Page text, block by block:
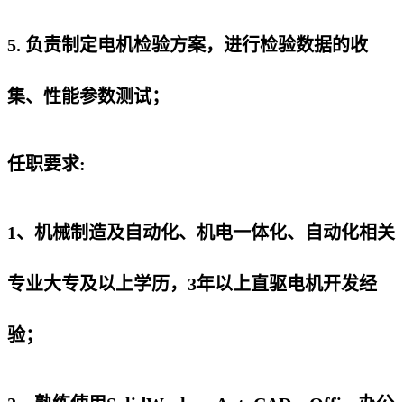
5. 负责制定电机检验方案，进行检验数据的收
集、性能参数测试；
任职要求:
1、机械制造及自动化、机电一体化、自动化相关
专业大专及以上学历，3年以上直驱电机开发经
验；